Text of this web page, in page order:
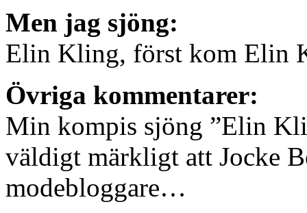
Men jag sjöng:
Elin Kling, först kom Elin
Övriga kommentarer:
Min kompis sjöng ”Elin
väldigt märkligt att Jocke
modebloggare…